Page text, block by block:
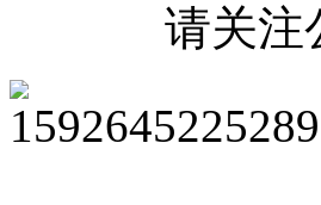
请关注公